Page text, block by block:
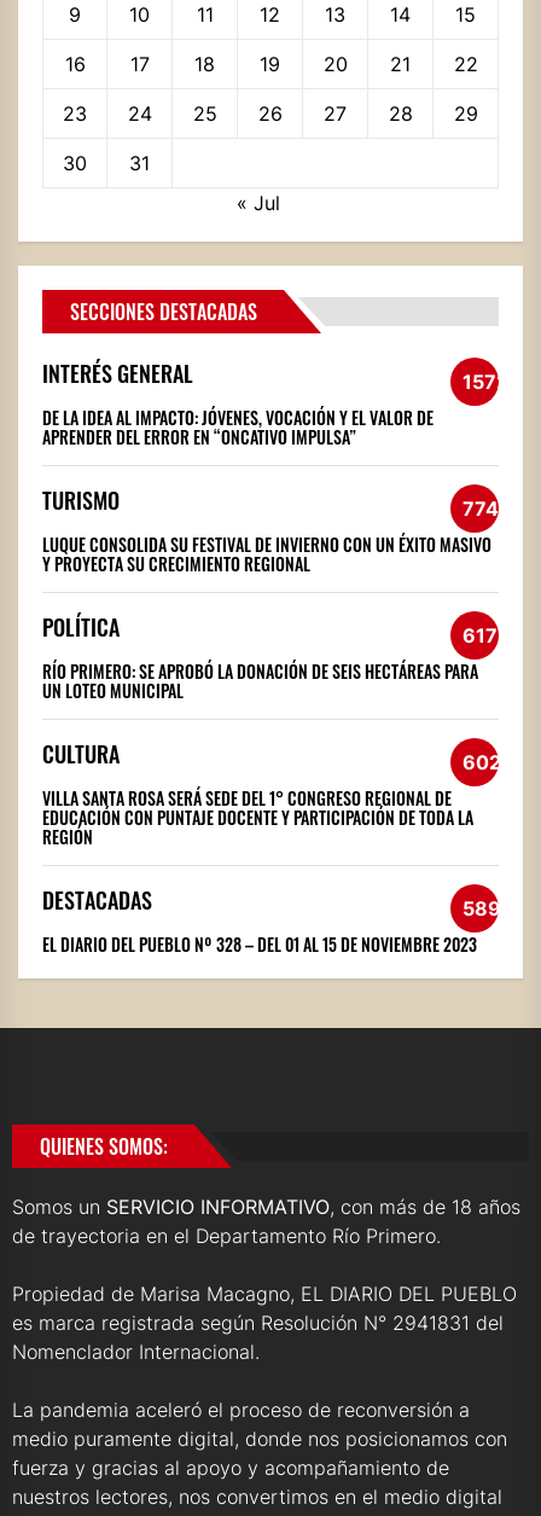
9 10 11 12 13 14 15
16 17 18 19 20 21 22
23 24 25 26 27 28 29
30
31
« Jul
SECCIONES DESTACADAS
INTERÉS GENERAL 1572
DE LA IDEA AL IMPACTO: JÓVENES, VOCACIÓN Y EL VALOR DE
APRENDER DEL ERROR EN “ONCATIVO IMPULSA”
TURISMO 774
LUQUE CONSOLIDA SU FESTIVAL DE INVIERNO CON UN ÉXITO MASIVO
Y PROYECTA SU CRECIMIENTO REGIONAL
POLÍTICA 617
RÍO PRIMERO: SE APROBÓ LA DONACIÓN DE SEIS HECTÁREAS PARA
UN LOTEO MUNICIPAL
CULTURA 602
VILLA SANTA ROSA SERÁ SEDE DEL 1° CONGRESO REGIONAL DE
EDUCACIÓN CON PUNTAJE DOCENTE Y PARTICIPACIÓN DE TODA LA
REGIÓN
DESTACADAS 589
EL DIARIO DEL PUEBLO Nº 328 – DEL 01 AL 15 DE NOVIEMBRE 2023
QUIENES SOMOS:
Somos un SERVICIO INFORMATIVO, con más de 18 años
de trayectoria en el Departamento Río Primero.
Propiedad de Marisa Macagno, EL DIARIO DEL PUEBLO
es marca registrada según Resolución N° 2941831 del
Nomenclador Internacional.
La pandemia aceleró el proceso de reconversión a
medio puramente digital, donde nos posicionamos con
fuerza y gracias al apoyo y acompañamiento de
nuestros lectores, nos convertimos en el medio digital